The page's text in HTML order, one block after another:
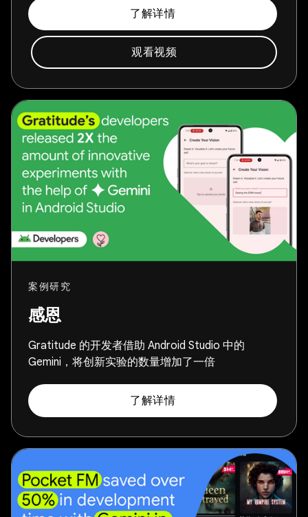
了解详情
观看视频
案例研究
感恩
Gratitude 的开发者借助 Android Studio 中的
Gemini，将创新实验的数量增加了一倍
了解详情